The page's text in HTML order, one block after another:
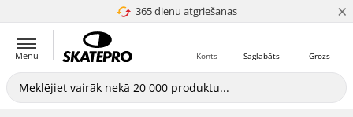
365 dienu atgriešanas
4.8 no 5 ×
Menu Grozs
Saglabāts
Konts